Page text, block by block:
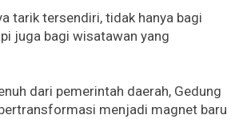
tarik tersendiri, tidak hanya bagi
juga bagi wisatawan yang
dari pemerintah daerah, Gedung
menjadi magnet baru